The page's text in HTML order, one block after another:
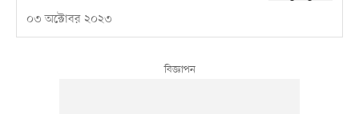
০৩ অক্টোবর ২০২৩